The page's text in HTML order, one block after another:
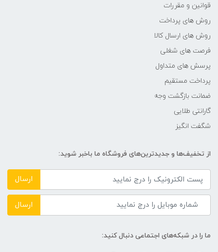
AMD
حافظه اختصاصی پردازنده گرافیکی
2GB
اندازه صفحه نمایش
قوانین و مقررات
روش های پرداخت
روش های ارسال کالا
فرصت های شغلی
پرسش های متداول
پرداخت مستقیم
ضمانت بازگشت وجه
گارانتی طلایی
شگفت انگیز
از تخفیف‌ها و جدیدترین‌های فروشگاه ما باخبر شوید:
ارسال
ارسال
ما را در شبکه‌های اجتماعی دنبال کنید: